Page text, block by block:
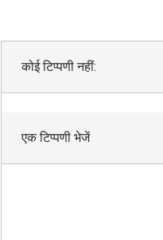
कोई टिप्पणी नहीं:
एक टिप्पणी भेजें